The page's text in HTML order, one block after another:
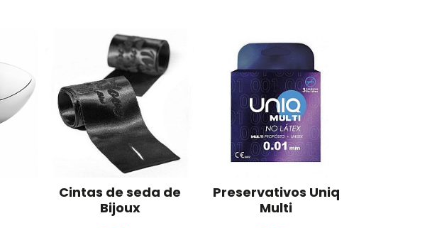
Cintas de seda de
Bijoux
Preservativos Uniq
Multi